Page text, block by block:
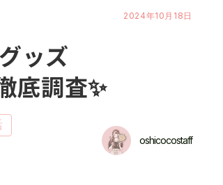
2024年10月18日
ッズ
底調査✨
oshicocostaff